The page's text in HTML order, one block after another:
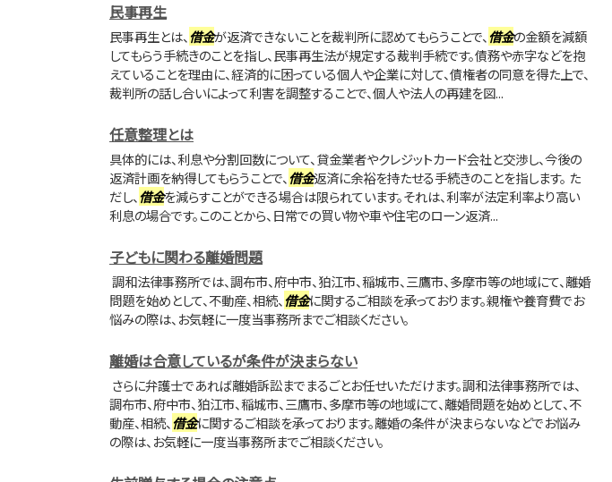
民事再生
民事再生とは、借金が返済できないことを裁判所に認めてもらうことで、借金の金額を減額
してもらう手続きのことを指し、民事再生法が規定する裁判手続です。債務や赤字などを抱
えていることを理由に、経済的に困っている個人や企業に対して、債権者の同意を得た上で、
裁判所の話し合いによって利害を調整することで、個人や法人の再建を図...
任意整理とは
具体的には、利息や分割回数について、貸金業者やクレジットカード会社と交渉し、今後の
返済計画を納得してもらうことで、借金返済に余裕を持たせる手続きのことを指します。 た
だし、借金を減らすことができる場合は限られています。それは、利率が法定利率より高い
利息の場合です。このことから、日常での買い物や車や住宅のローン返済...
子どもに関わる離婚問題
調和法律事務所では、調布市、府中市、狛江市、稲城市、三鷹市、多摩市等の地域にて、離婚
問題を始めとして、不動産、相続、借金に関するご相談を承っております。親権や養育費でお
悩みの際は、お気軽に一度当事務所までご相談ください。
離婚は合意しているが条件が決まらない
さらに弁護士であれば離婚訴訟までまるごとお任せいただけます。調和法律事務所では、
調布市、府中市、狛江市、稲城市、三鷹市、多摩市等の地域にて、離婚問題を始めとして、不
動産、相続、借金に関するご相談を承っております。離婚の条件が決まらないなどでお悩み
の際は、お気軽に一度当事務所までご相談ください。